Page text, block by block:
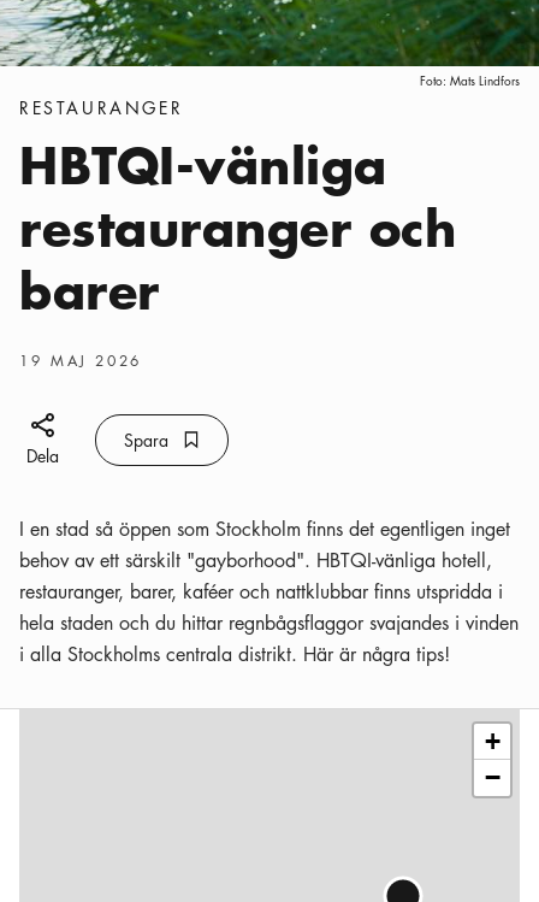
Foto: Mats Lindfors
Kategorier :
RESTAURANGER
HBTQI-vänliga
restauranger och
barer
Publiceringsdatum
19 MAJ 2026
Dela ikon
Dela
Spara Bokmärke ikon
Spara
I en stad så öppen som Stockholm finns det egentligen inget
behov av ett särskilt "gayborhood". HBTQI-vänliga hotell,
restauranger, barer, kaféer och nattklubbar finns utspridda i
hela staden och du hittar regnbågsflaggor svajandes i vinden
i alla Stockholms centrala distrikt. Här är några tips!
+
−
Leaflet |